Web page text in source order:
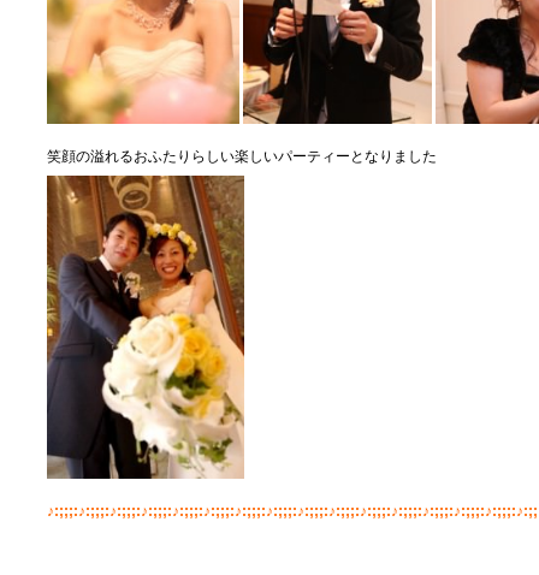
笑顔の溢れるおふたりらしい楽しいパーティーとなりました